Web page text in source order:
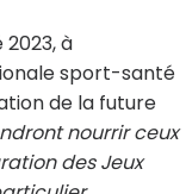
à
sport-santé
de la future
nourrir ceux
des Jeux